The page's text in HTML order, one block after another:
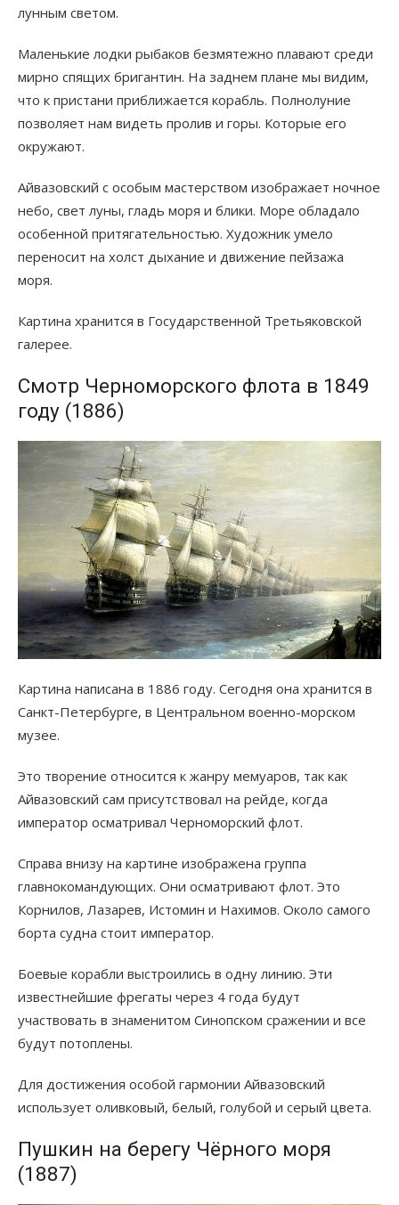
лунным светом.
Маленькие лодки рыбаков безмятежно плавают среди
мирно спящих бригантин. На заднем плане мы видим,
что к пристани приближается корабль. Полнолуние
позволяет нам видеть пролив и горы. Которые его
окружают.
Айвазовский с особым мастерством изображает ночное
небо, свет луны, гладь моря и блики. Море обладало
особенной притягательностью. Художник умело
переносит на холст дыхание и движение пейзажа
моря.
Картина хранится в Государственной Третьяковской
галерее.
Смотр Черноморского флота в 1849
году (1886)
Картина написана в 1886 году. Сегодня она хранится в
Санкт-Петербурге, в Центральном военно-морском
музее.
Это творение относится к жанру мемуаров, так как
Айвазовский сам присутствовал на рейде, когда
император осматривал Черноморский флот.
Справа внизу на картине изображена группа
главнокомандующих. Они осматривают флот. Это
Корнилов, Лазарев, Истомин и Нахимов. Около самого
борта судна стоит император.
Боевые корабли выстроились в одну линию. Эти
известнейшие фрегаты через 4 года будут
участвовать в знаменитом Синопском сражении и все
будут потоплены.
Для достижения особой гармонии Айвазовский
использует оливковый, белый, голубой и серый цвета.
Пушкин на берегу Чёрного моря
(1887)